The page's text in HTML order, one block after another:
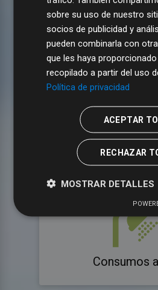
Recibos
Consumos
sobre su uso de nuestro
socios de publicidad y
pueden combinarla con
que les haya
recopilado a partir del uso
Política de privacidad
ACEPTAR
RECHAZAR
MOSTRAR DETALLES